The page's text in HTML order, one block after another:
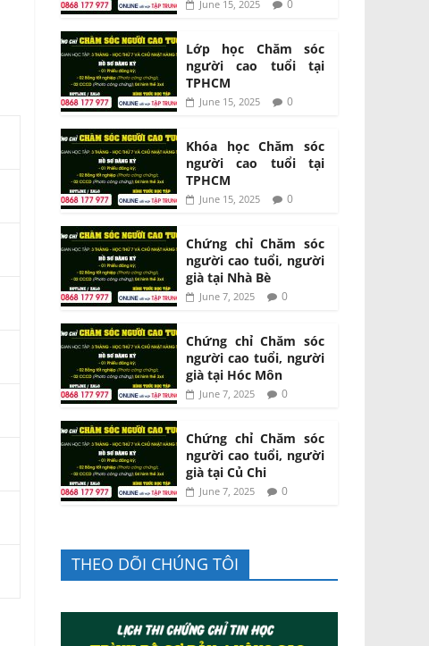
June 15, 2025 0
Lớp học Chăm sóc
người cao tuổi tại
TPHCM
June 15, 2025 0
Khóa học Chăm sóc
người cao tuổi tại
TPHCM
June 15, 2025 0
Chứng chỉ Chăm sóc
người cao tuổi, người
già tại Nhà Bè
June 7, 2025 0
Chứng chỉ Chăm sóc
người cao tuổi, người
già tại Hóc Môn
June 7, 2025 0
Chứng chỉ Chăm sóc
người cao tuổi, người
già tại Củ Chi
June 7, 2025 0
THEO DÕI CHÚNG TÔI